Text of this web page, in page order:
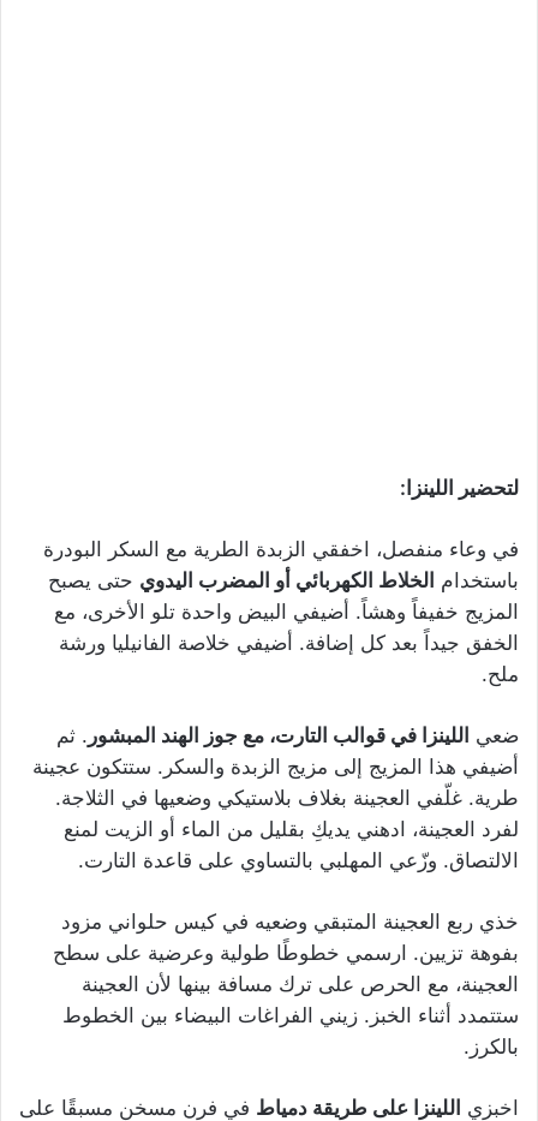
لتحضير اللينزا:
في وعاء منفصل، اخفقي الزبدة الطرية مع السكر البودرة
باستخدام الخلاط الكهربائي أو المضرب اليدوي حتى يصبح
المزيج خفيفاً وهشاً. أضيفي البيض واحدة تلو الأخرى، مع
الخفق جيداً بعد كل إضافة. أضيفي خلاصة الفانيليا ورشة
ملح.
ضعي اللينزا في قوالب التارت، مع جوز الهند المبشور . ثم
أضيفي هذا المزيج إلى مزيج الزبدة والسكر. ستتكون عجينة
طرية. غلّفي العجينة بغلاف بلاستيكي وضعيها في الثلاجة.
لفرد العجينة، ادهني يديكِ بقليل من الماء أو الزيت لمنع
الالتصاق. وزّعي المهلبي بالتساوي على قاعدة التارت.
خذي ربع العجينة المتبقي وضعيه في كيس حلواني مزود
بفوهة تزيين. ارسمي خطوطًا طولية وعرضية على سطح
العجينة، مع الحرص على ترك مسافة بينها لأن العجينة
ستتمدد أثناء الخبز. زيني الفراغات البيضاء بين الخطوط
بالكرز.
اخبزي اللينزا على طريقة دمياط في فرن مسخن مسبقًا على